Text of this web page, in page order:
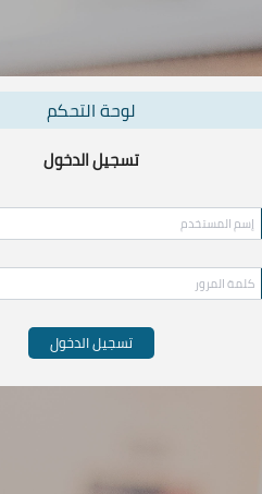
لوحة التحكم
تسجيل الدخول